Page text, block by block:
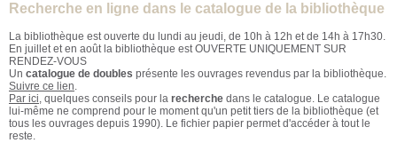
Recherche en ligne dans le catalogue de la bibliothèque
La bibliothèque est ouverte du lundi au jeudi, de 10h à 12h et de 14h à 17h30.
En juillet et en août la bibliothèque est OUVERTE UNIQUEMENT SUR
RENDEZ-VOUS
Un catalogue de doubles présente les ouvrages revendus par la bibliothèque.
Suivre ce lien.
Par ici, quelques conseils pour la recherche dans le catalogue. Le catalogue
lui-même ne comprend pour le moment qu'un petit tiers de la bibliothèque (et
tous les ouvrages depuis 1990). Le fichier papier permet d'accéder à tout le
reste.